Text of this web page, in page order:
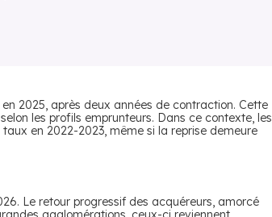
2025, après deux années de contraction. Cette
les profils emprunteurs. Dans ce contexte, les
en 2022-2023, même si la reprise demeure
Le retour progressif des acquéreurs, amorcé